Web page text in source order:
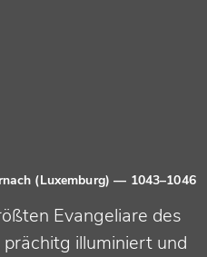
(Luxemburg)— 1043–1046
Evangeliare des
illuminiert und